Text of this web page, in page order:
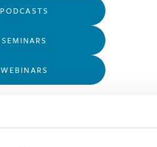
PODCASTS
SEMINARS
WEBINARS